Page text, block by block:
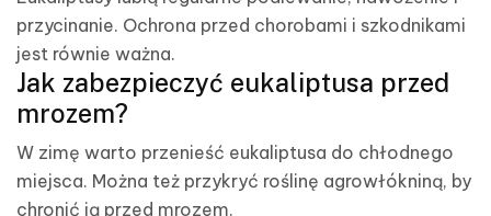
przycinanie. Ochrona przed chorobami i szkodnikami
jest równie ważna.
Jak zabezpieczyć eukaliptusa przed
mrozem?
W zimę warto przenieść eukaliptusa do chłodnego
miejsca. Można też przykryć roślinę agrowłókniną, by
chronić ją przed mrozem.